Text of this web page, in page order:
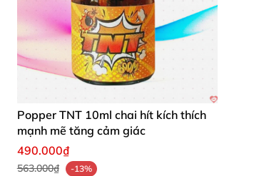
Popper TNT 10ml chai hít kích thích
mạnh mẽ tăng cảm giác
490.000₫
563.000₫
-13%